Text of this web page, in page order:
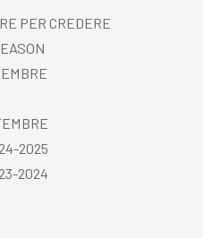
PER CREDERE
2025
2024